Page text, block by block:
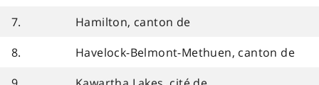
7.
Hamilton, canton de
8.
Havelock-Belmont-Methuen, canton de